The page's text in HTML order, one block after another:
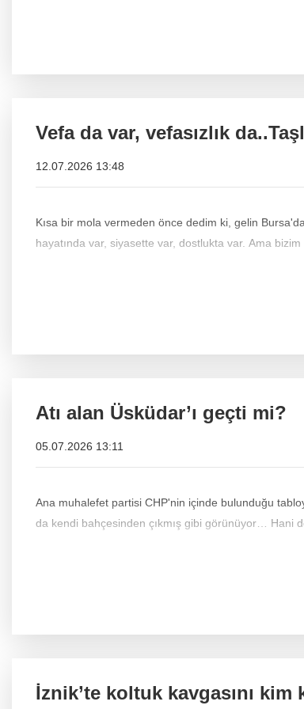
Vefa da var, vefasızlık
12.07.2026 13:48
Kısa bir mola vermeden önce dedim ki, gelin Bursa'da olup bitenleri bir
hayatında var, siyasette var, dostlukta var. Ama
Atı alan Üsküdar’ı geçti mi?
05.07.2026 13:11
Ana muhalefet partisi CHP'nin içinde bulunduğu
da kendi
İznik’te koltuk kavgasını